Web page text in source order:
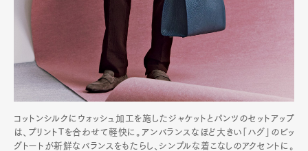
コットンシルクにウォッシュ加工を施したジャケットとパンツのセットアップ
は、プリントTを合わせて軽快に。アンバランスなほど大きい「ハグ」のビッ
グトートが新鮮なバランスをもたらし、シンプルな着こなしのアクセントに。